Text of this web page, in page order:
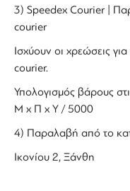
3) Speedex Courier |
courier
Ισχύουν οι χρεώσεις
courier.
Υπολογισμός βάρους
Μ x Π x Y / 5000
4) Παραλαβή από το
Ικονίου 2, Ξάνθη